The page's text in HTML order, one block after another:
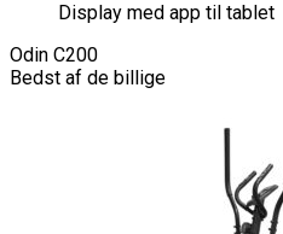
Display med app til tablet
Odin C200
Bedst af de billige